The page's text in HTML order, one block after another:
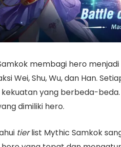
membagi hero
Wei, Shu, Wu, dan Han.
kekuatan yang berbeda-
dimiliki hero.
tierlist Mythic Samkok